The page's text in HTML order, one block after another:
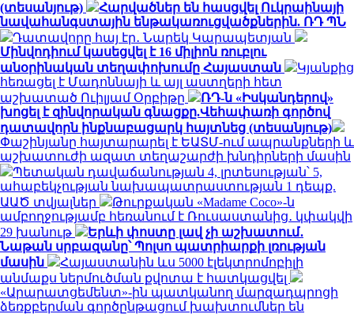
(տեսանյութ)
Հարվածներ են հասցվել Ուկրաինայի
նավահանգստային ենթակառուցվածքներին. ՌԴ ՊՆ
Դատավորը հայ էր․ Նարեկ Կարապետյան
Մինվոդիում կասեցվել է 16 միլիոն ռուբլու
անօրինական տեղափոխումը Հայաստան
Կյանքից
հեռացել է Մադոննայի և այլ աստղերի հետ
աշխատած Ուիլյամ Օրբիթը
ՌԴ-ն «Իսկանդերով»
խոցել է զինվորական գնացքը.Վեհափառի գործով
դատավորն ինքնաբացարկ հայտնեց (տեսանյութ)
Փաշինյանը հայտարարել է ԵԱՏՄ-ում ապրանքների և
աշխատուժի ազատ տեղաշարժի խնդիրների մասին
Պետական դավաճանության 4, լրտեսության՝ 5,
ահաբեկչության նախապատրաստության 1 դեպք.
ԱԱԾ տվյալներ
Թուրքական «Madame Coco»-ն
ամբողջությամբ հեռանում է Ռուսաստանից․ կփակվի
29 խանութ
Երևի փոստը լավ չի աշխատում․
Նաթան սրբազանը՝ Պոլսո պատրիարքի լռության
մասին
Հայաստանին ևս 5000 էլեկտրոմոբիլի
անմաքս ներմուծման քվոտա է հատկացվել
«Արարատցեմենտ»-ին պատկանող մարզադպրոցի
ձեռքբերման գործընթացում խախտումներ են